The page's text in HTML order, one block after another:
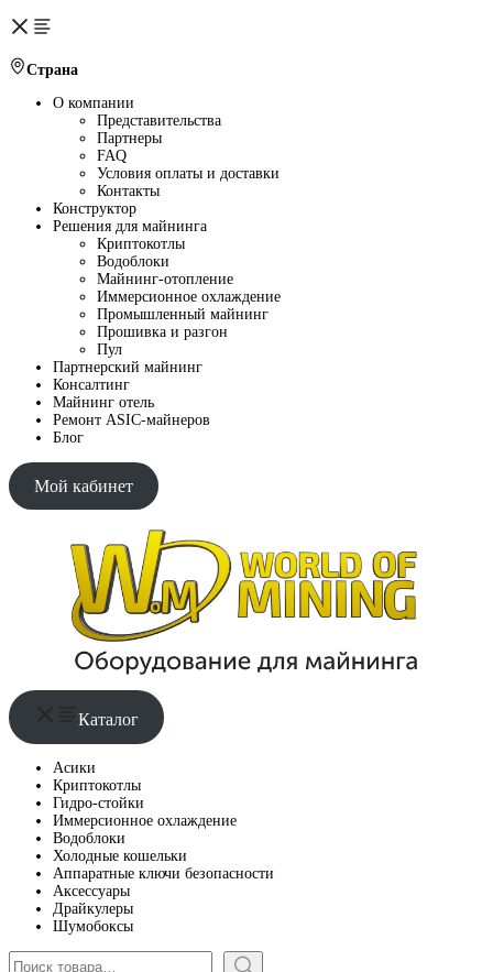
Страна
О компании
Представительства
Партнеры
FAQ
Условия оплаты и доставки
Контакты
Конструктор
Решения для майнинга
Криптокотлы
Водоблоки
Майнинг-отопление
Иммерсионное охлаждение
Промышленный майнинг
Прошивка и разгон
Пул
Партнерский майнинг
Консалтинг
Майнинг отель
Ремонт ASIC-майнеров
Блог
Мой кабинет
Каталог
Асики
Криптокотлы
Гидро-стойки
Иммерсионное охлаждение
Водоблоки
Холодные кошельки
Аппаратные ключи безопасности
Аксессуары
Драйкулеры
Шумобоксы
Поиск